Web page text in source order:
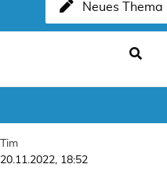
Neues Thema
Tim
20.11.2022, 18:52